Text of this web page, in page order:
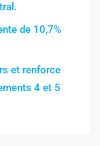
de 10,7%
et renforce
4 et 5